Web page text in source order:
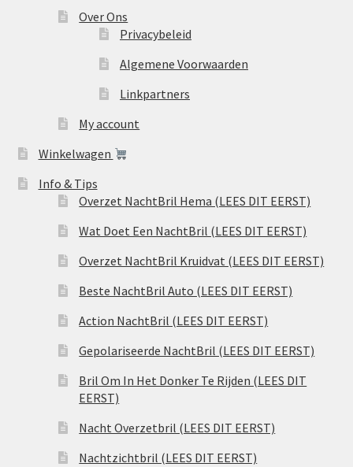
Over Ons
Privacybeleid
Algemene Voorwaarden
Linkpartners
My account
Winkelwagen
Info & Tips
Overzet NachtBril Hema (LEES DIT EERST)
Wat Doet Een NachtBril (LEES DIT EERST)
Overzet NachtBril Kruidvat (LEES DIT EERST)
Beste NachtBril Auto (LEES DIT EERST)
Action NachtBril (LEES DIT EERST)
Gepolariseerde NachtBril (LEES DIT EERST)
Bril Om In Het Donker Te Rijden (LEES DIT
EERST)
Nacht Overzetbril (LEES DIT EERST)
Nachtzichtbril (LEES DIT EERST)